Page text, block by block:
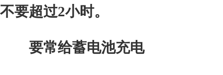
不要超过2小时。
要常给蓄电池充电